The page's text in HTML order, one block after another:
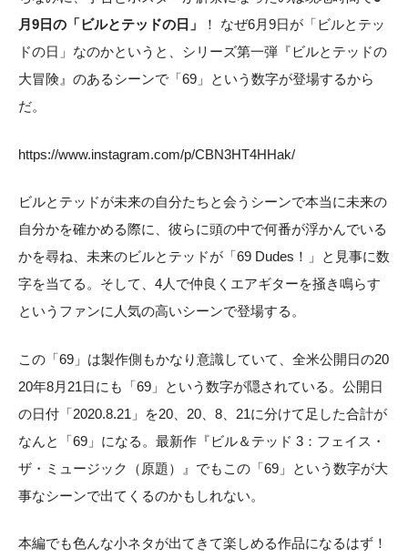
月9日の「ビルとテッドの日」
！ なぜ6月9日が「ビルとテッ
ドの日」なのかというと、シリーズ第一弾『ビルとテッドの
大冒険』のあるシーンで「69」という数字が登場するから
だ。
https://www.instagram.com/p/CBN3HT4HHak/
ビルとテッドが未来の自分たちと会うシーンで本当に未来の
自分かを確かめる際に、彼らに頭の中で何番が浮かんでいる
かを尋ね、未来のビルとテッドが「69 Dudes！」と見事に数
字を当てる。そして、4人で仲良くエアギターを掻き鳴らす
というファンに人気の高いシーンで登場する。
この「69」は製作側もかなり意識していて、全米公開日の20
20年8月21日にも「69」という数字が隠されている。公開日
の日付「2020.8.21」を20、20、8、21に分けて足した合計が
なんと「69」になる。最新作『ビル＆テッド 3：フェイス・
ザ・ミュージック（原題）』でもこの「69」という数字が大
事なシーンで出てくるのかもしれない。
本編でも色んな小ネタが出てきて楽しめる作品になるはず！